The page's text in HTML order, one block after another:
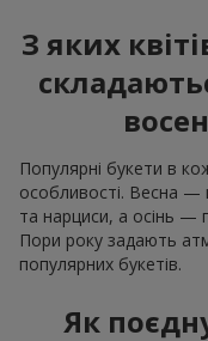
З яких
Популярні букети в
особливості. Весна —
та нарциси, а осінь —
Пори року задають
популярних букетів.
Як